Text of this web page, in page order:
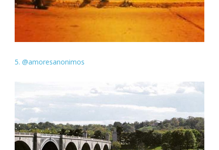
5. @amoresanonimos